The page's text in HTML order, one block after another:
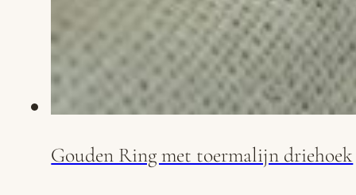
Gouden Ring met toermalijn driehoek